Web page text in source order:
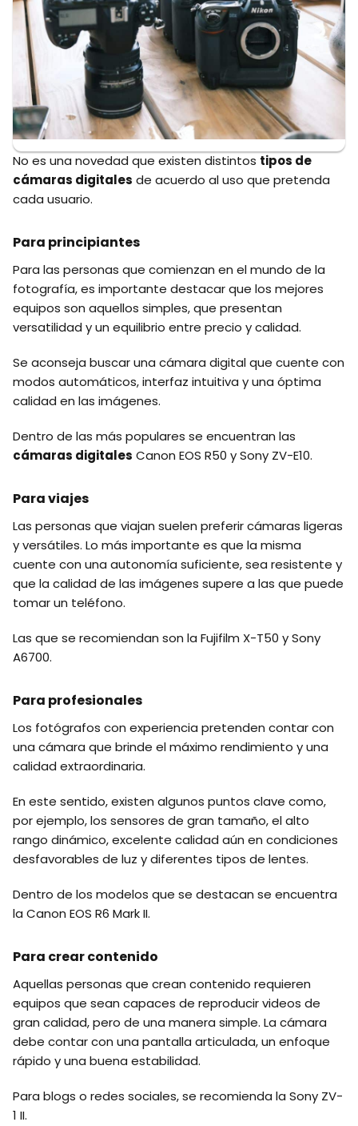
No es una novedad que existen distintos tipos de
cámaras digitales de acuerdo al uso que pretenda
cada usuario.
Para principiantes
Para las personas que comienzan en el mundo de la
fotografía, es importante destacar que los mejores
equipos son aquellos simples, que presentan
versatilidad y un equilibrio entre precio y calidad.
Se aconseja buscar una cámara digital que cuente con
modos automáticos, interfaz intuitiva y una óptima
calidad en las imágenes.
Dentro de las más populares se encuentran las
cámaras digitales Canon EOS R50 y Sony ZV-E10.
Para viajes
Las personas que viajan suelen preferir cámaras ligeras
y versátiles. Lo más importante es que la misma
cuente con una autonomía suficiente, sea resistente y
que la calidad de las imágenes supere a las que puede
tomar un teléfono.
Las que se recomiendan son la Fujifilm X-T50 y Sony
A6700.
Para profesionales
Los fotógrafos con experiencia pretenden contar con
una cámara que brinde el máximo rendimiento y una
calidad extraordinaria.
En este sentido, existen algunos puntos clave como,
por ejemplo, los sensores de gran tamaño, el alto
rango dinámico, excelente calidad aún en condiciones
desfavorables de luz y diferentes tipos de lentes.
Dentro de los modelos que se destacan se encuentra
la Canon EOS R6 Mark II.
Para crear contenido
Aquellas personas que crean contenido requieren
equipos que sean capaces de reproducir videos de
gran calidad, pero de una manera simple. La cámara
debe contar con una pantalla articulada, un enfoque
rápido y una buena estabilidad.
Para blogs o redes sociales, se recomienda la Sony ZV-
1 II.